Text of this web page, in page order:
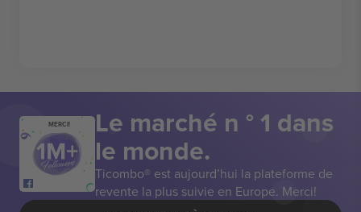
MERCI! Le marché n ° 1 dans
le monde.
Ticombo® est aujourd’hui la plateforme de
revente la plus suivie en Europe. Merci!